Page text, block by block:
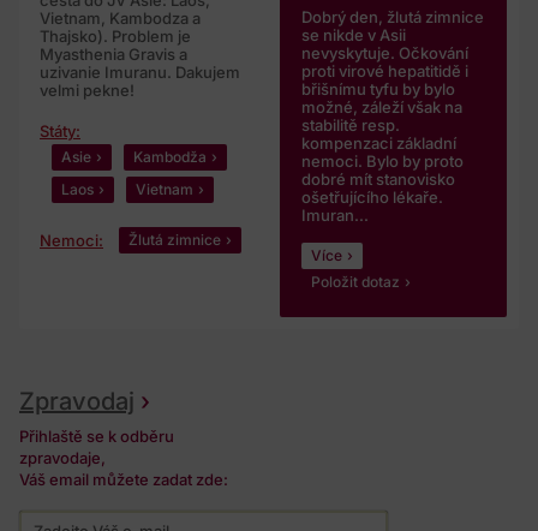
Vietnam, Kambodza a
Thajsko). Problem je
Myasthenia Gravis a
uzivanie Imuranu. Dakujem
velmi pekne!
Státy:
Asie
Kambodža
Laos
Vietnam
Nemoci: Žlutá zimnice
Dobrý den, žlutá zimnice
se nikde v Asii
nevyskytuje. Očkování
proti virové hepatitidě i
břišnímu tyfu by bylo
možné, záleží však na
stabilitě resp.
kompenzaci základní
nemoci. Bylo by proto
dobré mít stanovisko
ošetřujícího lékaře.
Imuran...
Více
Položit dotaz
Zpravodaj
Přihlaště se k odběru
zpravodaje,
Váš email můžete zadat zde: